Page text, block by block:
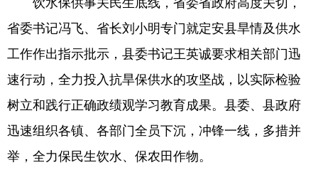
饮水保供事关民生底线，省委省政府高度关切，
省委书记冯飞、省长刘小明专门就定安县旱情及供水
工作作出指示批示，县委书记王英诚要求相关部门迅
速行动，全力投入抗旱保供水的攻坚战，以实际检验
树立和践行正确政绩观学习教育成果。县委、县政府
迅速组织各镇、各部门全员下沉，冲锋一线，多措并
举，全力保民生饮水、保农田作物。